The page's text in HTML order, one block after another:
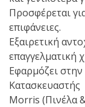
Προσφέρεται
επιφάνειες.
Εξαιρετική
επαγγελματική
Εφαρμόζει
Κατασκευαστής
Morris (Πινέλα